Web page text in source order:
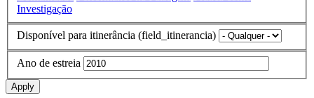
Investigação
Disponível para itinerância (field_itinerancia)
Ano de estreia
Apply